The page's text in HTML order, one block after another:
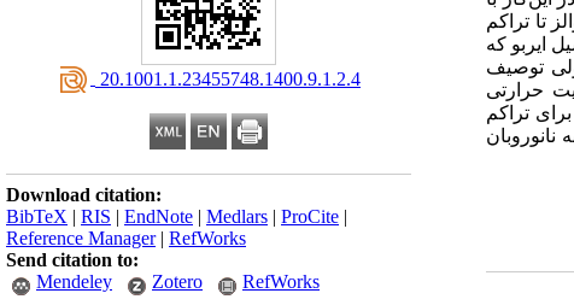
‎ 20.1001.1.23455748.1400.9.1.2.4
Download citation:
BibTeX | RIS | EndNote | Medlars | ProCite |
Reference Manager| RefWorks
Send citation to:
Mendeley
Zotero RefWorks
تا تراکم
ایربو که
توصیف
حرارتی
حرارتی نانو‌روبان گرافن حاوی هر دو نقص حداکثر به میزان 46 درصد برای تراکم
نانو‌روبان